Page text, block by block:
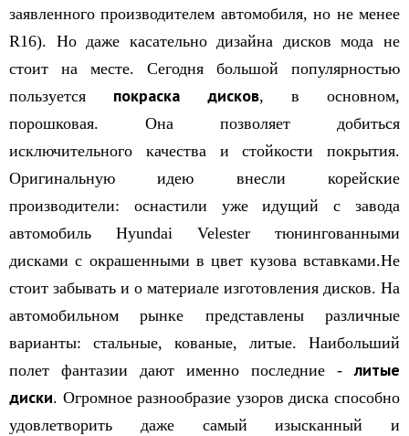
заявленного производителем автомобиля, но не менее
R16). Но даже касательно дизайна дисков мода не
стоит на месте. Сегодня большой популярностью
пользуется покраска дисков, в основном,
порошковая. Она позволяет добиться
исключительного качества и стойкости покрытия.
Оригинальную идею внесли корейские
производители: оснастили уже идущий с завода
автомобиль Hyundai Velester тюнингованными
дисками с окрашенными в цвет кузова вставками.Не
стоит забывать и о материале изготовления дисков. На
автомобильном рынке представлены различные
варианты: стальные, кованые, литые. Наибольший
полет фантазии дают именно последние -литые
диски. Огромное разнообразие узоров диска способно
удовлетворить даже самый изысканный и